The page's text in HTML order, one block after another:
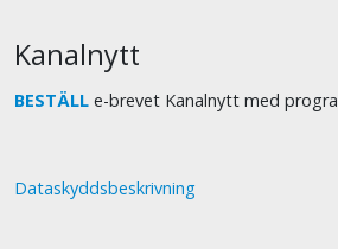
Kanalnytt
BESTÄLL e-brevet Kanalnytt med
Dataskyddsbeskrivning